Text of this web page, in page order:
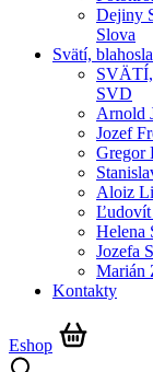
Dejiny
Slova
Svätí,
SVD
Arnold
Jozef
Gregor
Aloiz
Helena
Jozefa
Marián
Kontakty
Eshop